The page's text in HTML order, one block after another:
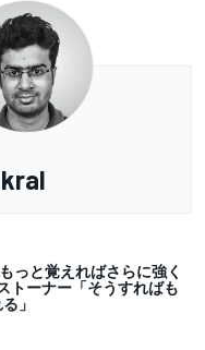
っと覚えればさらに強く
ーナー「そうすればも
」